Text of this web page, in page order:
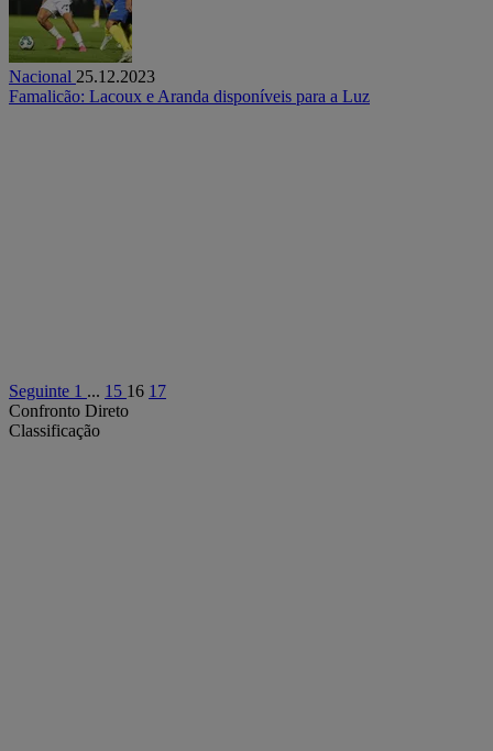
Nacional 25.12.2023
Famalicão: Lacoux e Aranda disponíveis para a Luz
Seguinte 1 ... 15 16 17
Confronto Direto
Classificação